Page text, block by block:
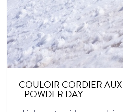
COULOIR CORDIER
- POWDER DAY